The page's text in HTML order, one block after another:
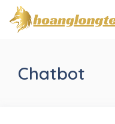
Chuyển
đến
Chatbot